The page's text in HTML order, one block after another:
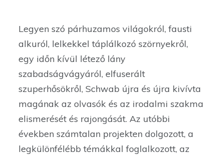
Legyen szó párhuzamos világokról, fausti
alkuról, lelkekkel táplálkozó szörnyekről,
egy időn kívül létező lány
szabadságvágyáról, elfuserált
szuperhősökről, Schwab újra és újra kivívta
magának az olvasók és az irodalmi szakma
elismerését és rajongását. Az utóbbi
években számtalan projekten dolgozott, a
legkülönfélébb témákkal foglalkozott, az